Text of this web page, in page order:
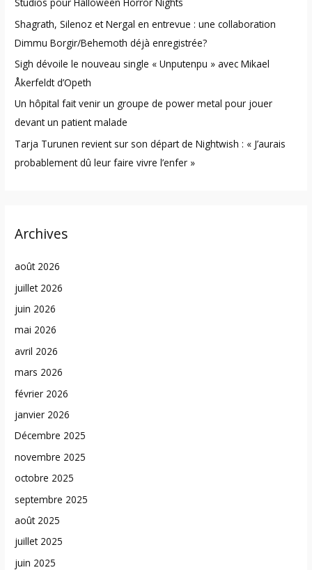
o
r
:
Shagrath, Silenoz et Nergal en entrevue : une collaboration
Dimmu Borgir/Behemoth déjà enregistrée?
Sigh dévoile le nouveau single « Unputenpu » avec Mikael
Åkerfeldt d’Opeth
Un hôpital fait venir un groupe de power metal pour jouer
devant un patient malade
Tarja Turunen revient sur son départ de Nightwish : « J’aurais
probablement dû leur faire vivre l’enfer »
Archives
août 2026
juillet 2026
juin 2026
mai 2026
avril 2026
mars 2026
février 2026
janvier 2026
Décembre 2025
novembre 2025
octobre 2025
septembre 2025
août 2025
juillet 2025
juin 2025